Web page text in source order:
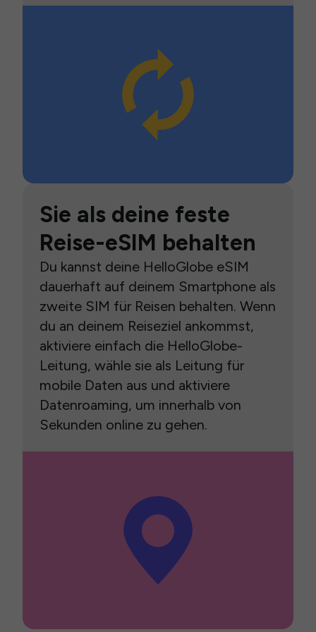
Sie als deine feste
Reise-eSIM behalten
Du kannst deine HelloGlobe eSIM
dauerhaft auf deinem Smartphone als
zweite SIM für Reisen behalten. Wenn
du an deinem Reiseziel ankommst,
aktiviere einfach die HelloGlobe-
Leitung, wähle sie als Leitung für
mobile Daten aus und aktiviere
Datenroaming, um innerhalb von
Sekunden online zu gehen.